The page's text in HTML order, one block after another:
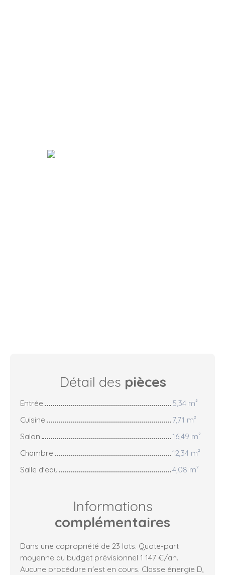
Détail des pièces
Entrée
5,34 m²
Cuisine
7,71 m²
Salon
16,49 m²
Chambre
12,34 m²
Salle d'eau
4,08 m²
Informations
complémentaires
Dans une copropriété de 23 lots. Quote-part
moyenne du budget prévisionnel 1 147 €/an.
Aucune procédure n'est en cours. Classe énergie D,